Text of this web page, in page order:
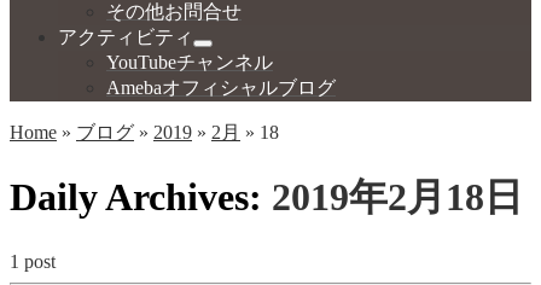
その他お問合せ
アクティビティ
YouTubeチャンネル
Amebaオフィシャルブログ
Home » ブログ » 2019 » 2月 » 18
Daily Archives: 2019年2月18日
1 post